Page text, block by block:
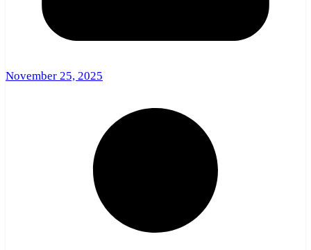
November 25, 2025